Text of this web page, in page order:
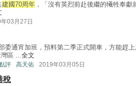
建國70周年 ，「沒有英烈前赴後繼的犧牲奉
03月27日
委通宵加班，預料第二季正式開車，方能趕
區 ...全文
評 高天佑 2019年03月05日
稅